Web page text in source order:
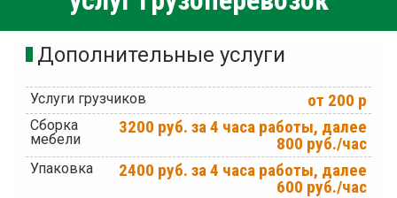
Дополнительные услуги
Услуги грузчиков от 200 р
Сборка
мебели
3200 руб. за 4 часа работы, далее
800 руб./час
Упаковка
2400 руб. за 4 часа работы, далее
600 руб./час